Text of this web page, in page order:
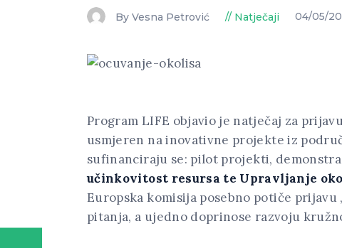
By Vesna Petrović Natječaji 04/05/
Program LIFE objavio je natječaj za
usmjeren na inovativne projekte iz
sufinanciraju se: pilot projekti,
učinkovitost resursa te Upravljanje
Europska komisija posebno potiče
pitanja, a ujedno doprinose razvoju